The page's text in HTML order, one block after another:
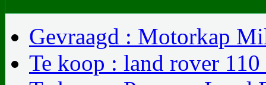
Gevraagd : Motorkap
Te koop : land rover